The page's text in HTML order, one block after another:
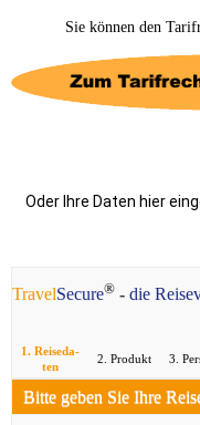
Sie können den
Oder Ihre Daten hier